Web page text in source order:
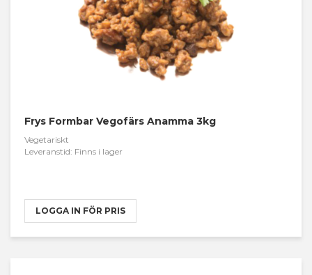
Frys Formbar Vegofärs Anamma 3kg
Vegetariskt
Leveranstid: Finns i lager
LOGGA IN FÖR PRIS